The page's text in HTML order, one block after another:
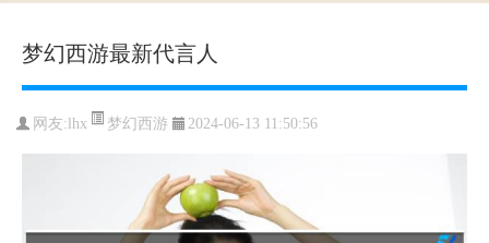
梦幻西游最新代言人
网友: lhx 梦幻西游 2024-06-13 11:50:56